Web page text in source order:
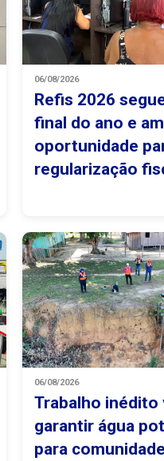
06/08/2026
Refis 2026
final do ano e
oportunidade
regularização
06/08/2026
Trabalho inédito
garantir água
para